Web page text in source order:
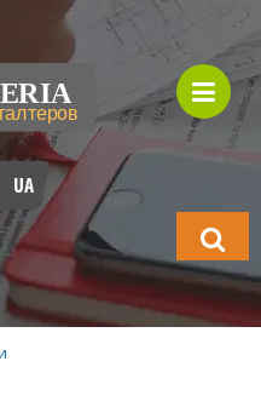
будете
искать?
UA